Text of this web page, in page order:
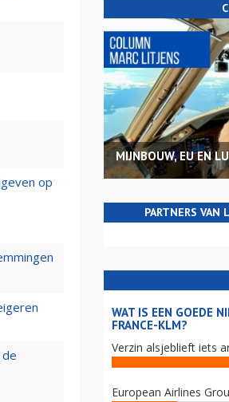
op
MIJNBOUW, EU EN
PARTNERS VAN
WAT IS EEN GOEDE
FRANCE-KLM?
Verzin alsjeblieft iets
European Airlines